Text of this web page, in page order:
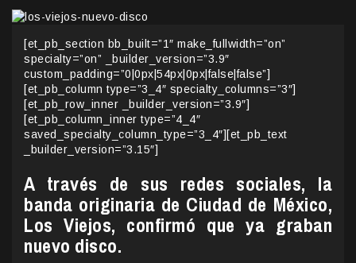
[et_pb_section bb_built=”1″ make_fullwidth=”on”
specialty=”on” _builder_version=”3.9″
custom_padding=”0|0px|54px|0px|false|false”]
[et_pb_column type=”3_4″ specialty_columns=”3″]
[et_pb_row_inner _builder_version=”3.9″]
[et_pb_column_inner type=”4_4″
saved_specialty_column_type=”3_4″][et_pb_text
_builder_version=”3.15″]
A través de sus redes sociales, la
banda originaria de Ciudad de México,
Los Viejos, confirmó que ya graban
nuevo disco.